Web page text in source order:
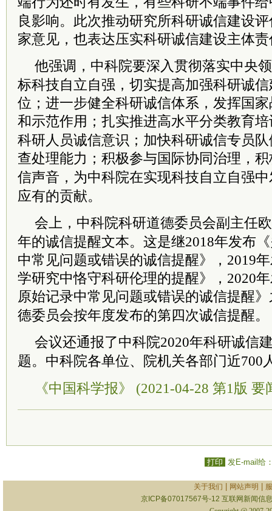
良影响。此次推动研究所科研诚信建设
家意见，也表达压实科研诚信建设主体
他强调， 中科院要深入贯彻落实中央
标科技自立自强，切实提高加强科研诚
位；进一步健全科研诚信体系，发挥国
和示范作用；扎实推进高水平分类教育
科研人员诚信意识；加快科研诚信专员
查处理能力；积极参与国际协同治理，
信声音，为中科院在实现科技自立自强
应有的贡献。
会上， 中科院科研道德委员会副主任
年的诚信提醒文本。这是继2018年发布
中常见问题或错误的诚信提醒》，2019
学研究中恪守科研伦理的提醒》，2020
原始记录中常见问题或错误的诚信提醒
德委员会按年度发布的第四次诚信提醒。
会议还通报了中科院2020年科研诚信
题。 中科院各单位、院机关各部门近700
《中国科学报》 (2021-04-28 第1版 要
打印 发E-mail给
关于我们 网站声明
京ICP备07017567号-12 互联网新闻信